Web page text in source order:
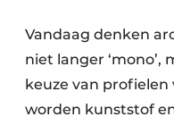
Vandaag denken
niet langer ‘mono’,
keuze van
worden kunststof